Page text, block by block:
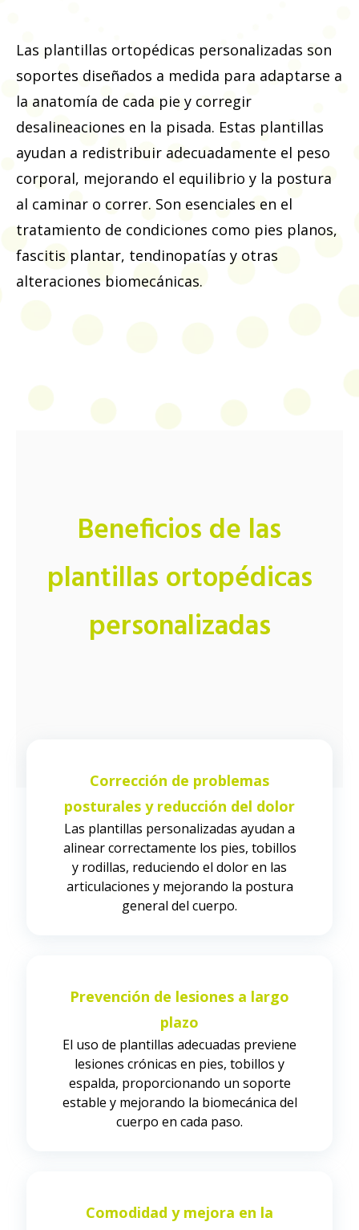
Las plantillas ortopédicas personalizadas son
soportes diseñados a medida para adaptarse a
la anatomía de cada pie y corregir
desalineaciones en la pisada. Estas plantillas
ayudan a redistribuir adecuadamente el peso
corporal, mejorando el equilibrio y la postura
al caminar o correr. Son esenciales en el
tratamiento de condiciones como pies planos,
fascitis plantar, tendinopatías y otras
alteraciones biomecánicas.
Beneficios de las
plantillas ortopédicas
personalizadas
Corrección de problemas
posturales y reducción del dolor
Las plantillas personalizadas ayudan a
alinear correctamente los pies, tobillos
y rodillas, reduciendo el dolor en las
articulaciones y mejorando la postura
general del cuerpo.
Prevención de lesiones a largo
plazo
El uso de plantillas adecuadas previene
lesiones crónicas en pies, tobillos y
espalda, proporcionando un soporte
estable y mejorando la biomecánica del
cuerpo en cada paso.
Comodidad y mejora en la